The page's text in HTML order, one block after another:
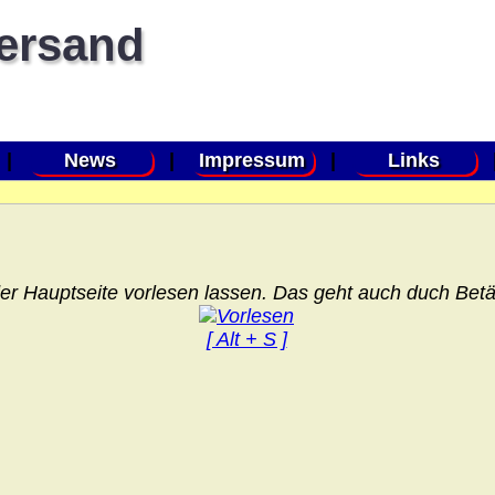
News Impressum Links
Hauptseite vorlesen lassen. Das geht auch duch
[ Alt + S ]